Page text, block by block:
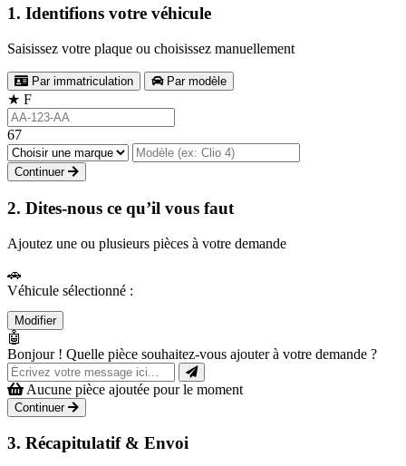
1. Identifions votre véhicule
Saisissez votre plaque ou choisissez manuellement
Par immatriculation Par modèle
★ F
67
Continuer
2. Dites-nous ce qu’il vous faut
Ajoutez une ou plusieurs pièces à votre demande
🚗
Véhicule sélectionné :
Modifier
🤖
Bonjour ! Quelle pièce souhaitez-vous ajouter à votre demande ?
Aucune pièce ajoutée pour le moment
Continuer
3. Récapitulatif & Envoi